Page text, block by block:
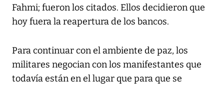
Fahmi; fueron los citados. Ellos decidieron que
hoy fuera la reapertura de los bancos.
Para continuar con el ambiente de paz, los
militares negocian con los manifestantes que
todavía están en el lugar que para que se